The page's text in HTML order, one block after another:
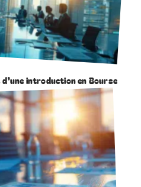
introduction en Bourse